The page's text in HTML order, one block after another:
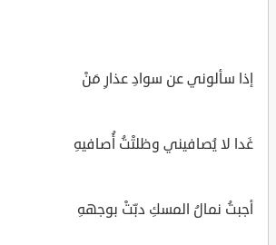
إذا سألوني عن سوادِ عذارِ مَنْ
غَدا لا يُصافيني وظلتْتُ أُصافيهِ
أجبتُ نمالُ المسكِ دبّتْ بوجههِ